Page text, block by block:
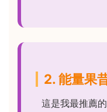
2. 能量果
這是我最推薦